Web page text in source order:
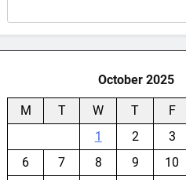
October 2025
M T W T F
1
2 3
6
7 8 9 10